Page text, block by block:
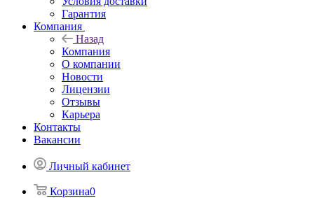
Гарантия
Компания
Назад
Компания
О компании
Новости
Лицензии
Отзывы
Карьера
Контакты
Вакансии
Личный кабинет
Корзина0